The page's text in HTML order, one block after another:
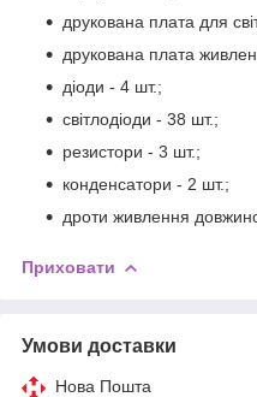
друкована плата для
друкована плата
діоди - 4 шт.;
світлодіоди - 38 шт.;
резистори - 3 шт.;
конденсатори - 2 шт.;
дроти живлення
Приховати
Умови доставки
Нова Пошта